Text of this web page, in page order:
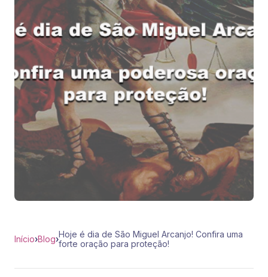
Início›Blog›Hoje é dia de São Miguel Arcanjo! Confira uma
forte oração para proteção!